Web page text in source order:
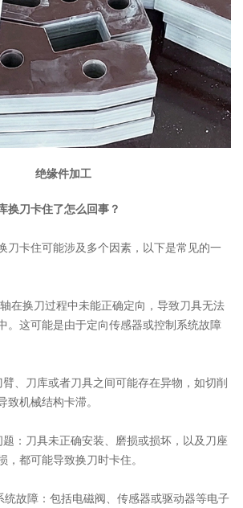
绝缘件加工
刀卡住了怎么回事？
卡住可能涉及多个因素，以下是常见的一
换刀过程中未能正确定向，导致刀具无法
。这可能是由于定向传感器或控制系统故障
刀库或者刀具之间可能存在异物，如切削
机械结构卡滞。
刀具未正确安装、磨损或损坏，以及刀座
，都可能导致换刀时卡住。
障：包括电磁阀、传感器或驱动器等电子